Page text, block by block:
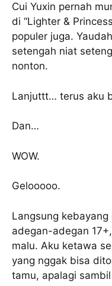
Cui Yuxin pernah
di “Lighter &
populer juga.
setengah niat
nonton.
Lanjuttt… terus aku
Dan…
WOW.
Gelooooo.
Langsung
adegan-adegan
malu. Aku ketawa
yang nggak bisa
tamu, apalagi